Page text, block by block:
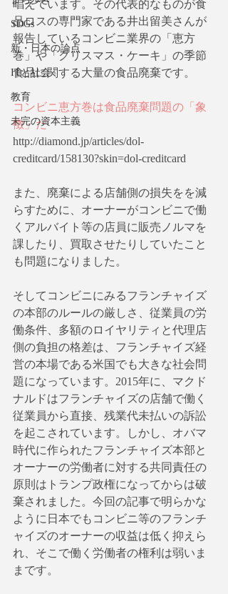
SDGs
新・日本の論点
ITと社会
教育
未完の資本主義
唱えています。その代表的なものが食
品ロスの専門家である井出留美さんが
報告しているコンビニ業界の「恵方
巻」や「クリスマス・ケーキ」の季節
食品に関する大量の食品廃棄です。
コンビニ恵方巻は食品廃棄問題の「象
徴」だ
http://diamond.jp/articles/dol-
creditcard/158130?skin=dol-creditcard
また、廃棄による店舗側の損失をを減
らすために、オーナーがコンビニで働
くアルバイト等の店員に販売ノルマを
課したり、買取させたりしていたこと
も問題になりました。
そしてコンビニにみるフランチャイズ
の本部のルールの厳しさ、従業員の労
働条件、多額のロイヤリティと代理店
側の負担の格差は、フランチャイズ経
営の本場である米国でも大きな社会問
題になっています。2015年に、マクド
ナルドはフランチャイズの店舗で働く
従業員から直接、残業代未払いの訴訟
を起こされています。しかし、オバマ
時代に作られたフランチャイズ本部と
オーナーの労働者に対する共同責任の
原則はトランプ政権になってからは破
棄されました。今回の記事で明らかな
ように日本でもコンビニ等のフランチ
ャイズのオーナーの収益は低く抑えら
れ、そこで働く労働者の権利は弱いま
まです。